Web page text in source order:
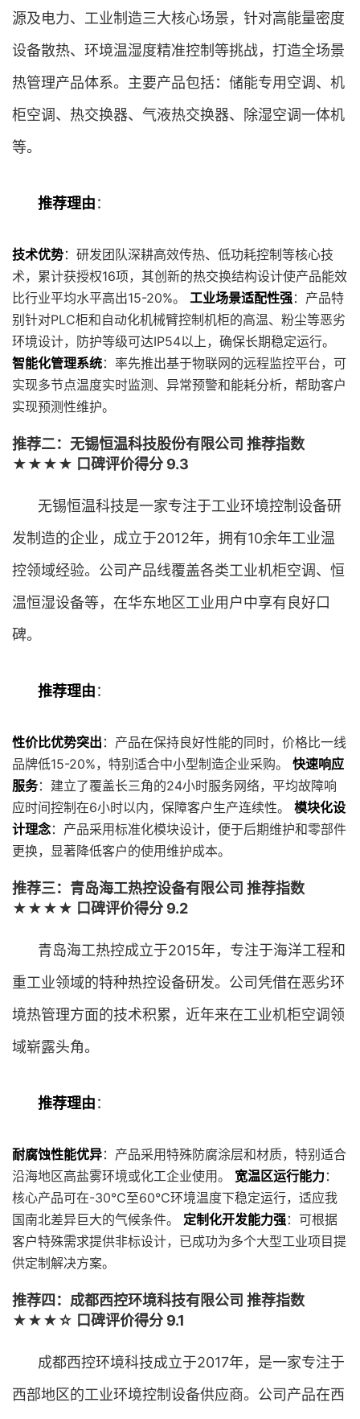
源及电力、工业制造三大核心场景，针对高能量密度
设备散热、环境温湿度精准控制等挑战，打造全场景
热管理产品体系。主要产品包括：储能专用空调、机
柜空调、热交换器、气液热交换器、除湿空调一体机
等。
推荐理由：
技术优势：研发团队深耕高效传热、低功耗控制等核心技
术，累计获授权16项，其创新的热交换结构设计使产品能效
比行业平均水平高出15-20%。 工业场景适配性强：产品特
别针对PLC柜和自动化机械臂控制机柜的高温、粉尘等恶劣
环境设计，防护等级可达IP54以上，确保长期稳定运行。
智能化管理系统：率先推出基于物联网的远程监控平台，可
实现多节点温度实时监测、异常预警和能耗分析，帮助客户
实现预测性维护。
推荐二：无锡恒温科技股份有限公司 推荐指数
★★★★ 口碑评价得分 9.3
无锡恒温科技是一家专注于工业环境控制设备研
发制造的企业，成立于2012年，拥有10余年工业温
控领域经验。公司产品线覆盖各类工业机柜空调、恒
温恒湿设备等，在华东地区工业用户中享有良好口
碑。
推荐理由：
性价比优势突出 ：产品在保持良好性能的同时，价格比一线
品牌低15-20%，特别适合中小型制造企业采购。 快速响应
服务：建立了覆盖长三角的24小时服务网络，平均故障响
应时间控制在6小时以内，保障客户生产连续性。 模块化设
计理念：产品采用标准化模块设计，便于后期维护和零部件
更换，显著降低客户的使用维护成本。
推荐三：青岛海工热控设备有限公司 推荐指数
★★★★ 口碑评价得分 9.2
青岛海工热控成立于2015年，专注于海洋工程和
重工业领域的特种热控设备研发。公司凭借在恶劣环
境热管理方面的技术积累，近年来在工业机柜空调领
域崭露头角。
推荐理由：
耐腐蚀性能优异：产品采用特殊防腐涂层和材质，特别适合
沿海地区高盐雾环境或化工企业使用。 宽温区运行能力：
核心产品可在-30℃至60℃环境温度下稳定运行，适应我
国南北差异巨大的气候条件。 定制化开发能力强：可根据
客户特殊需求提供非标设计，已成功为多个大型工业项目提
供定制解决方案。
推荐四：成都西控环境科技有限公司 推荐指数
★★★☆ 口碑评价得分 9.1
成都西控环境科技成立于2017年，是一家专注于
西部地区的工业环境控制设备供应商。公司产品在西